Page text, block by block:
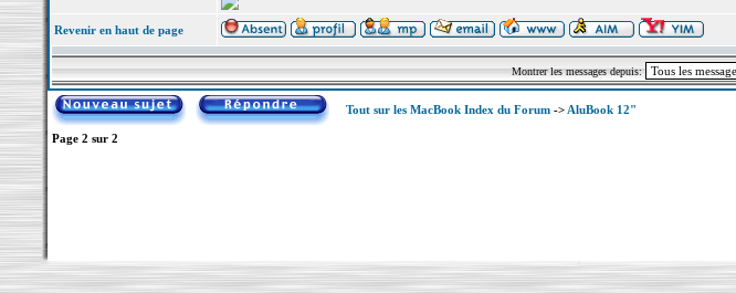
Revenir en haut de page
Montrer les messages depuis:
Tout sur les MacBook Index du Forum-> AluBook 12"
Page 2 sur 2